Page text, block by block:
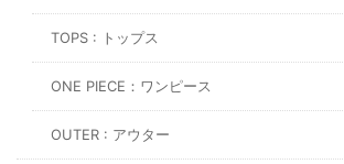
TOPS : トップス
ONE PIECE：ワンピース
OUTER : アウター